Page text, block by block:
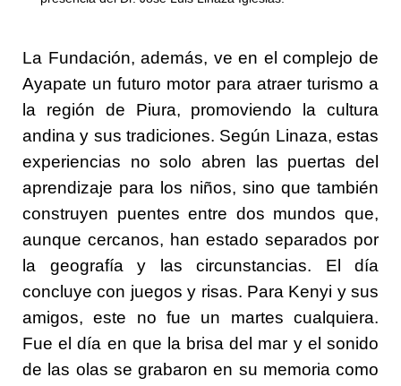
La Fundación, además, ve en el complejo de
Ayapate un futuro motor para atraer turismo a
la región de Piura, promoviendo la cultura
andina y sus tradiciones. Según Linaza, estas
experiencias no solo abren las puertas del
aprendizaje para los niños, sino que también
construyen puentes entre dos mundos que,
aunque cercanos, han estado separados por
la geografía y las circunstancias. El día
concluye con juegos y risas. Para Kenyi y sus
amigos, este no fue un martes cualquiera.
Fue el día en que la brisa del mar y el sonido
de las olas se grabaron en su memoria como